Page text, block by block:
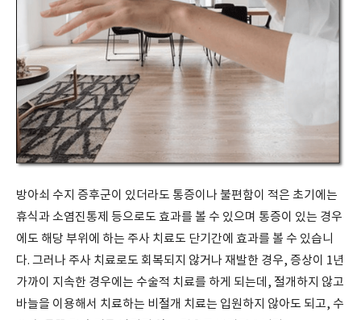
방아쇠 수지 증후군이 있더라도 통증이나 불편함이 적은 초기에는
휴식과 소염진통제 등으로도 효과를 볼 수 있으며 통증이 있는 경우
에도 해당 부위에 하는 주사 치료도 단기간에 효과를 볼 수 있습니
다. 그러나 주사 치료로도 회복되지 않거나 재발한 경우, 증상이 1년
가까이 지속한 경우에는 수술적 치료를 하게 되는데, 절개하지 않고
바늘을 이용해서 치료하는 비절개 치료는 입원하지 않아도 되고, 수